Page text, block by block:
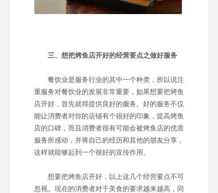
三、想把烤鱼店开好的经营要点之做好服务
餐饮业是服务行业的其中一个种类，所以说注
重服务对餐饮业的发展非常重要，如果想要把烤鱼
店开好，首先就得提供良好的服务。好的服务不仅
能让消费者对你的店铺有个很好的印象，提高烤鱼
店的口碑，而且消费者很有可能会被烤鱼店的优质
服务所感动，并将自己的经历和其他的朋友分享，
这样就能够起到一个很好的宣传作用。
想要把烤鱼店开好，以上这几个经营要点不可
忽视。现在的消费者对于美食的要求越来越高，同